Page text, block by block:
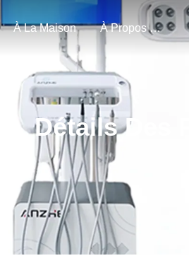
À La Maison À Propos De Nous
Détails Des